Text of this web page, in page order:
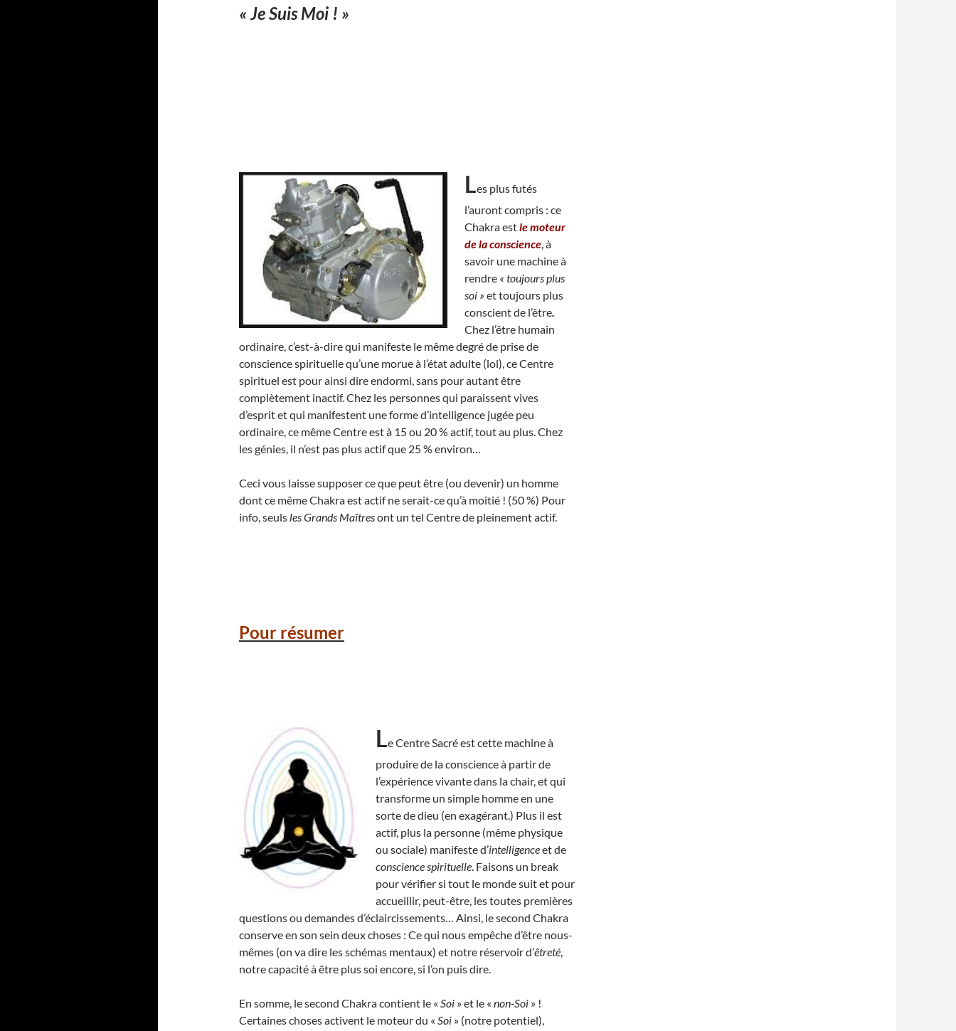
« Je Suis Moi ! »
Les plus futés
l’auront compris : ce
Chakra estle moteur
de la conscience, à
savoir une machine à
rendre « toujours plus
soi » et toujours plus
conscient de l’être.
Chez l’être humain
ordinaire, c’est-à-dire qui manifeste le même degré de prise de
conscience spirituelle qu’une morue à l’état adulte (lol), ce Centre
spirituel est pour ainsi dire endormi, sans pour autant être
complètement inactif. Chez les personnes qui paraissent vives
d’esprit et qui manifestent une forme d’intelligence jugée peu
ordinaire, ce même Centre est à 15 ou 20 % actif, tout au plus. Chez
les génies, il n’est pas plus actif que 25 % environ…
Ceci vous laisse supposer ce que peut être (ou devenir) un homme
dont ce même Chakra est actif ne serait-ce qu’à moitié ! (50 %) Pour
info, seuls les Grands Maîtresont un tel Centre de pleinement actif.
Pour résumer
Le Centre Sacré est cette machine à
produire de la conscience à partir de
l’expérience vivante dans la chair, et qui
transforme un simple homme en une
sorte de dieu (en exagérant.) Plus il est
actif, plus la personne (même physique
ou sociale) manifeste d’intelligenceet de
conscience spirituelle. Faisons un break
pour vérifier si tout le monde suit et pour
accueillir, peut-être, les toutes premières
questions ou demandes d’éclaircissements… Ainsi, le second Chakra
conserve en son sein deux choses : Ce qui nous empêche d’être nous-
mêmes (on va dire les schémas mentaux) et notre réservoir d’êtreté,
notre capacité à être plus soi encore, si l’on puis dire.
En somme, le second Chakra contient le « Soi » et le « non-Soi » !
Certaines choses activent le moteur du « Soi » (notre potentiel),